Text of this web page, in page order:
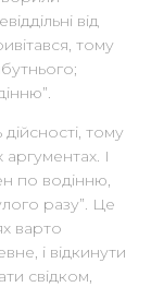
від
тому
тому
І
по водінню,
разу”. Це
варто
і відкинути
свідком,